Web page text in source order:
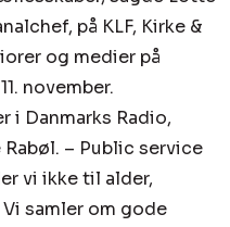
på KLF, Kirke &
og medier på
november.
i Danmarks Radio,
– Public service
vi ikke til alder,
samler om gode